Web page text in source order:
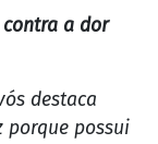
contra a dor
destaca
porque possui